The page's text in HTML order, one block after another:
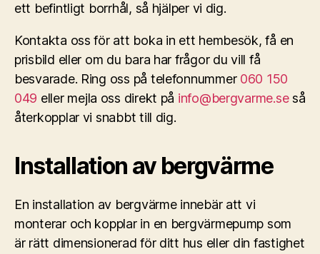
ett befintligt borrhål, så hjälper vi dig.
Kontakta oss för att boka in ett hembesök, få en
prisbild eller om du bara har frågor du vill få
besvarade. Ring oss på telefonnummer 060 150
049 eller mejla oss direkt på info@bergvarme.seså
återkopplar vi snabbt till dig.
Installation av bergvärme
En installation av bergvärme innebär att vi
monterar och kopplar in en bergvärmepump som
är rätt dimensionerad för ditt hus eller din fastighet